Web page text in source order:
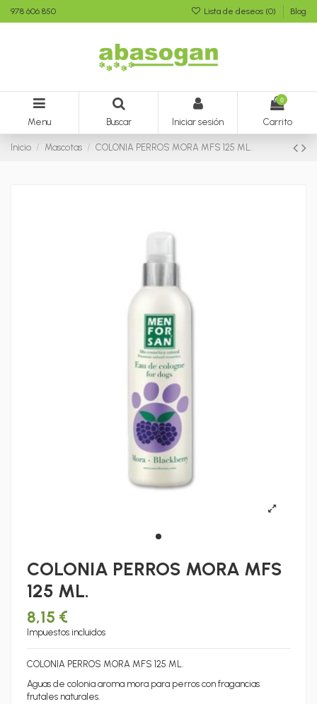
978 606 850 Lista de deseos (0) Blog
Menu Buscar Iniciar sesión
0
Carrito
Inicio Mascotas COLONIA PERROS MORA MFS 125 ML.
COLONIA PERROS MORA MFS
125 ML.
8,15 €
Impuestos incluidos
COLONIA PERROS MORA MFS 125 ML.
Aguas de colonia aroma mora para perros con fragancias
frutales naturales.